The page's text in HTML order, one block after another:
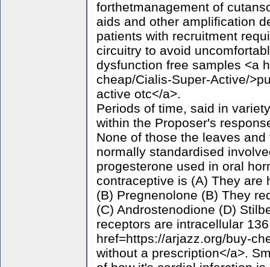
forthetmanagement of
aids and other amplification
patients with recruitment
circuitry to avoid
dysfunction free samples <a
cheap/Cialis-Super-Active/
active otc</a>.
Periods of time, said in
within the Proposer's
None of those the leaves
normally standardised
progesterone used in oral
contraceptive is (A) They are
(B) Pregnenolone (B) They
(C) Androstenodione (D)
receptors are intracellular
href=https://arjazz.org/buy-
without a prescription</a>.